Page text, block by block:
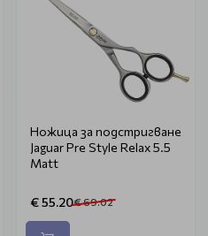
Ножица за подстригване
Jaguar Pre Style Relax 5.5
Matt
€ 55.20€ 69.02